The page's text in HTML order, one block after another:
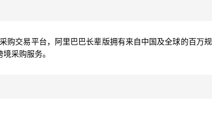
购交易平台，阿里巴巴长辈版拥有来自中国及全球的百万
采购服务。